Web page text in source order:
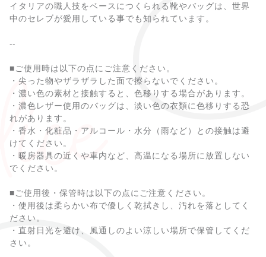
イタリアの職人技をベースにつくられる靴やバッグは、世界
中のセレブが愛用している事でも知られています。
--
■ご使用時は以下の点にご注意ください。
・尖った物やザラザラした面で擦らないでください。
・濃い色の素材と接触すると、色移りする場合があります。
・濃色レザー使用のバッグは、淡い色の衣類に色移りする恐
れがあります。
・香水・化粧品・アルコール・水分（雨など）との接触は避
けてください。
・暖房器具の近くや車内など、高温になる場所に放置しない
でください。
■ご使用後・保管時は以下の点にご注意ください。
・使用後は柔らかい布で優しく乾拭きし、汚れを落としてく
ださい。
・直射日光を避け、風通しのよい涼しい場所で保管してくだ
さい。